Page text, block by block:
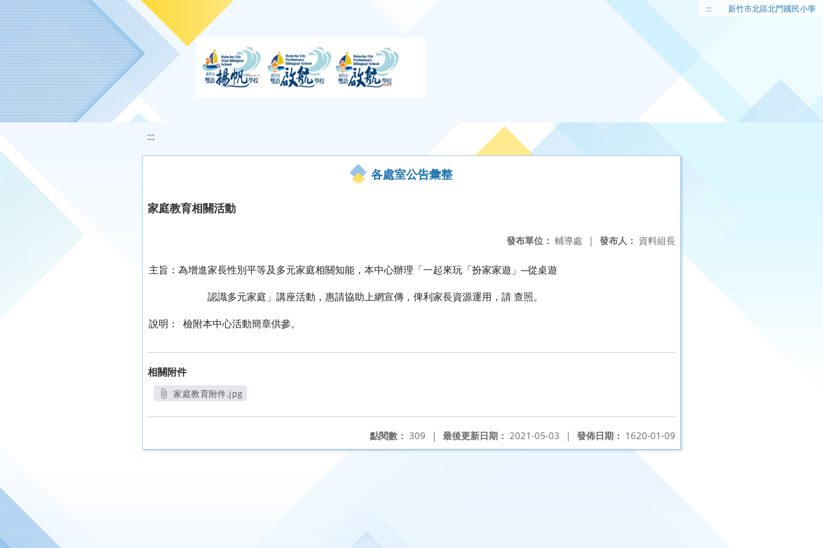
移至網頁之主要內容區位置 ::: 新竹市北區北門國民小學
:::
各處室公告彙整
家庭教育相關活動
發布人： 資料組長
發布單位： 輔導處 |
主旨：為增進家長性別平等及多元家庭相關知能，本中心辦理「一起來玩「扮家家遊」─從桌遊
認識多元家庭」講座活動，惠請協助上網宣傳，俾利 家長資源運用，請 查照。
說明： 檢附本中心活動簡章供參。
相關附件
家庭教育附件.jpg
發佈日期： 1620-01-09
最後更新日期： 2021-05-03 |
點閱數： 309 |